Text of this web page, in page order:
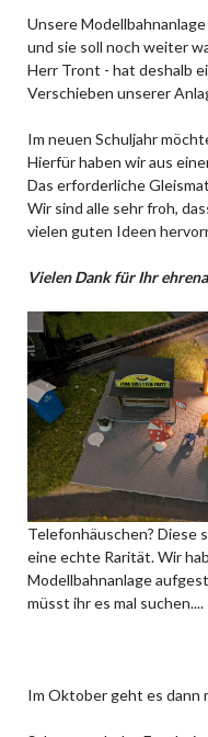
Unsere
und sie soll noch weiter
Herr Tront - hat deshalb
Verschieben unserer
Im neuen Schuljahr
Hierfür haben wir aus
Das erforderliche
Wir sind alle sehr froh,
vielen guten Ideen
Vielen Dank für Ihr
Telefonhäuschen? Diese
eine echte Rarität. Wir
Modellbahnanlage
müsst ihr es mal suchen....
Im Oktober geht es dann